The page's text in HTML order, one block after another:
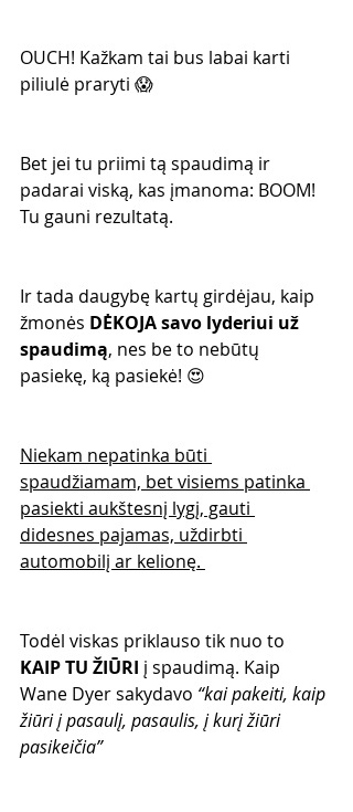
OUCH! Kažkam tai bus labai karti
piliulė praryti 😱
Bet jei tu priimi tą spaudimą ir
padarai viską, kas įmanoma: BOOM!
Tu gauni rezultatą.
Ir tada daugybę kartų girdėjau, kaip
žmonės DĖKOJA savo lyderiui už
spaudimą, nes be to nebūtų
pasiekę, ką pasiekė! 😍
Niekam nepatinka būti
spaudžiamam, bet visiems patinka
pasiekti aukštesnį lygį, gauti
didesnes pajamas, uždirbti
automobilį ar kelionę.
Todėl viskas priklauso tik nuo to
KAIP TU ŽIŪRI į spaudimą. Kaip
Wane Dyer sakydavo “kai pakeiti, kaip
žiūri į pasaulį, pasaulis, į kurį žiūri
pasikeičia”